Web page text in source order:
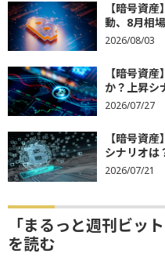
【暗号資
動、8月相
2026/08/03
【暗号資
か？上昇シ
2026/07/27
【暗号資
シナリオは
2026/07/21
「まるっと週刊ビッ
を読む